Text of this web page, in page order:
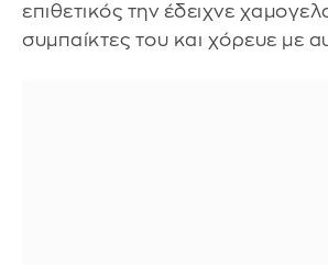
επιθετικός την έδειχνε
συμπαίκτες του και χόρευε με